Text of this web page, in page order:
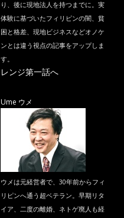
り、後に現地法人を持つまでに。実
体験に基づいたフィリピンの闇、貧
困と格差、現地ビジネスなどオノケ
ンとは違う視点の記事をアップしま
す。
レンジ第一話へ
Ume ウメ
ウメは元経営者で、30年前からフィ
リピンへ通う超ベテラン。早期リタ
イア、二度の離婚、ネトゲ廃人も経